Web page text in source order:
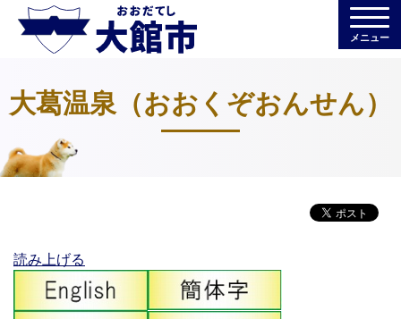
メニュー
大葛温泉（おおくぞおんせん）
読み上げる